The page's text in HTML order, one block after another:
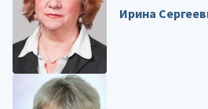
Ирина